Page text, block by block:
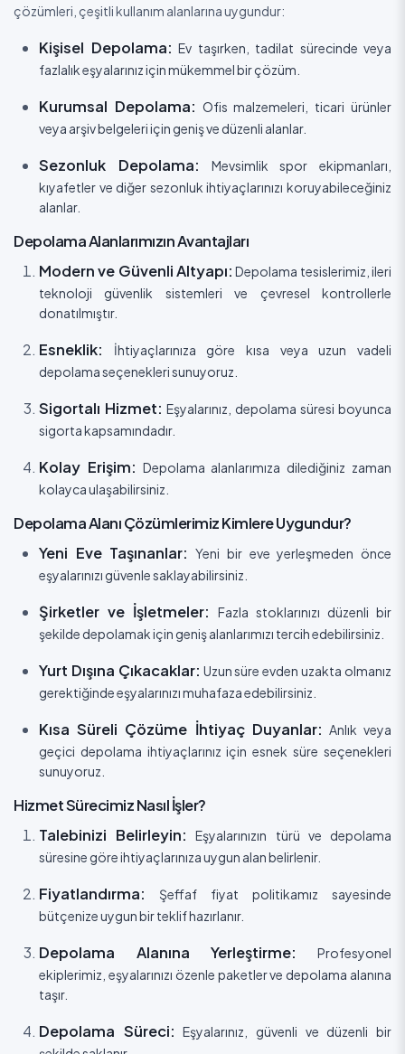
çözümleri, çeşitli kullanım alanlarına uygundur:
Kişisel Depolama: Ev taşırken, tadilat sürecinde veya
fazlalık eşyalarınız için mükemmel bir çözüm.
Kurumsal Depolama: Ofis malzemeleri, ticari ürünler
veya arşiv belgeleri için geniş ve düzenli alanlar.
Sezonluk Depolama: Mevsimlik spor ekipmanları,
kıyafetler ve diğer sezonluk ihtiyaçlarınızı koruyabileceğiniz
alanlar.
Depolama Alanlarımızın Avantajları
Modern ve Güvenli Altyapı: Depolama tesislerimiz, ileri
teknoloji güvenlik sistemleri ve çevresel kontrollerle
donatılmıştır.
Esneklik:
İhtiyaçlarınıza göre kısa veya uzun vadeli
depolama seçenekleri sunuyoruz.
Sigortalı Hizmet: Eşyalarınız, depolama süresi boyunca
sigorta kapsamındadır.
Kolay Erişim: Depolama alanlarımıza dilediğiniz zaman
kolayca ulaşabilirsiniz.
Depolama Alanı Çözümlerimiz Kimlere Uygundur?
Yeni Eve Taşınanlar: Yeni bir eve yerleşmeden önce
eşyalarınızı güvenle saklayabilirsiniz.
Şirketler ve İşletmeler:
Fazla stoklarınızı düzenli bir
şekilde depolamak için geniş alanlarımızı tercih edebilirsiniz.
Yurt Dışına Çıkacaklar: Uzun süre evden uzakta olmanız
gerektiğinde eşyalarınızı muhafaza edebilirsiniz.
Kısa Süreli Çözüme İhtiyaç Duyanlar: Anlık veya
geçici depolama ihtiyaçlarınız için esnek süre seçenekleri
sunuyoruz.
Hizmet Sürecimiz Nasıl İşler?
Talebinizi Belirleyin:
Eşyalarınızın türü ve depolama
süresine göre ihtiyaçlarınıza uygun alan belirlenir.
Fiyatlandırma:
Şeffaf fiyat politikamız sayesinde
bütçenize uygun bir teklif hazırlanır.
Depolama Alanına Yerleştirme:
Profesyonel
ekiplerimiz, eşyalarınızı özenle paketler ve depolama alanına
taşır.
Depolama Süreci: Eşyalarınız, güvenli ve düzenli bir